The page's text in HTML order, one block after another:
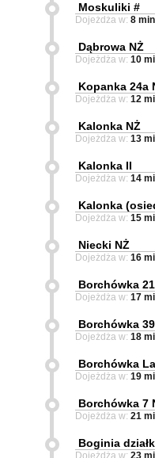
Moskuliki #
Dojeżdża w: 8
Dąbrowa NŻ
Dojeżdża w: 10
Kopanka 24a
Dojeżdża w: 12
Kalonka NŻ
Dojeżdża w: 13
Kalonka II
Dojeżdża w: 14
Kalonka
Dojeżdża w: 15
Niecki NŻ
Dojeżdża w: 16
Borchówka
Dojeżdża w: 17
Borchówka
Dojeżdża w: 18
Borchówka
Dojeżdża w: 19
Borchówka 7
Dojeżdża w: 21
Boginia
Dojeżdża w: 23